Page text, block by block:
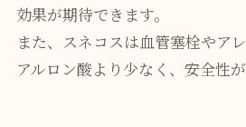
効果が期待できます。
また、スネコスは血管塞栓やア
アルロン酸より少なく、安全性